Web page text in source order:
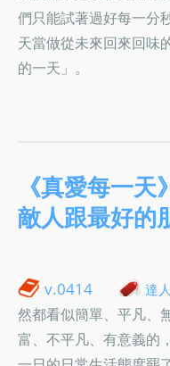
們只能試著過好每一分
天當做從未來回來回味
的一天」。
《真愛每一
敵人跟最好的
v.0414 達
然都看似簡單、平凡、
富、不平凡、有意義的